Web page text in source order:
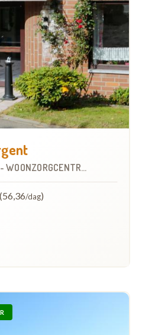
- WOONZORGCENTRUM (WZC)
(56,36/dag)